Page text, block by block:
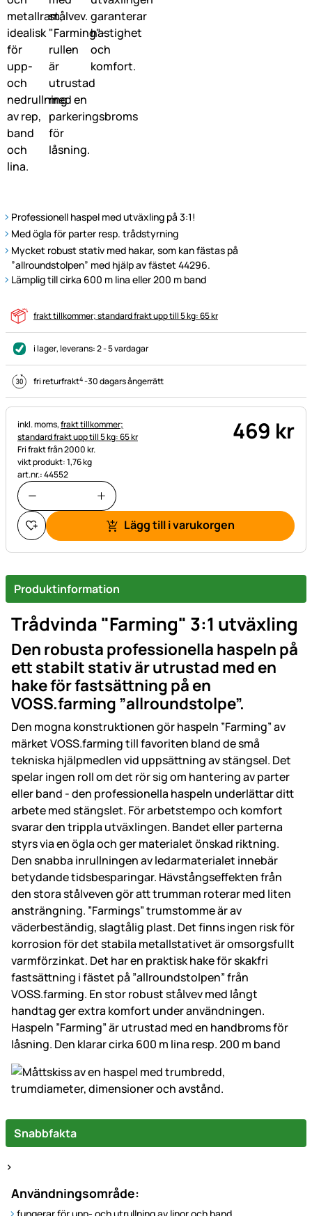
Professionell haspel med utväxling på 3:1!
Med ögla för parter resp. trådstyrning
Mycket robust stativ med hakar, som kan fästas på
”allroundstolpen” med hjälp av fästet 44296.
Lämplig till cirka 600 m lina eller 200 m band
frakt tillkommer; standard frakt upp till 5 kg: 65 kr
i lager, leverans:2 - 5 vardagar
fri returfrakt4-30 dagars ångerrätt
Skatteinformation:
inkl. moms,frakt tillkommer;
standard frakt upp till 5 kg: 65 kr
Fri frakt från 2000 kr.
vikt produkt: 1,76 kg
art.nr.: 44552
469 kr
Lägg till i varukorgen
Produktinformation
Trådvinda "Farming" 3:1 utväxling
Den robusta professionella haspeln på
ett stabilt stativ är utrustad med en
hake för fastsättning på en
VOSS.farming ”allroundstolpe”.
Den mogna konstruktionen gör haspeln ”Farming” av
märket VOSS.farming till favoriten bland de små
tekniska hjälpmedlen vid uppsättning av stängsel. Det
spelar ingen roll om det rör sig om hantering av parter
eller band - den professionella haspeln underlättar ditt
arbete med stängslet. För arbetstempo och komfort
svarar den trippla utväxlingen. Bandet eller parterna
styrs via en ögla och ger materialet önskad riktning.
Den snabba inrullningen av ledarmaterialet innebär
betydande tidsbesparingar. Hävstångseffekten från
den stora stålveven gör att trumman roterar med liten
ansträngning. ”Farmings” trumstomme är av
väderbeständig, slagtålig plast. Det finns ingen risk för
korrosion för det stabila metallstativet är omsorgsfullt
varmförzinkat. Det har en praktisk hake för skakfri
fastsättning i fästet på ”allroundstolpen” från
VOSS.farming. En stor robust stålvev med långt
handtag ger extra komfort under användningen.
Haspeln ”Farming” är utrustad med en handbroms för
låsning. Den klarar cirka 600 m lina resp. 200 m band
Snabbfakta
>
Användningsområde:
fungerar för upp- och utrullning av linor och band